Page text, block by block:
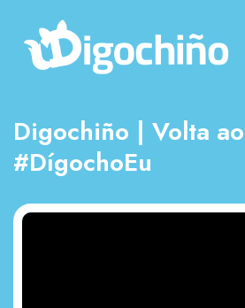
Digochiño | Volta
#DígochoEu